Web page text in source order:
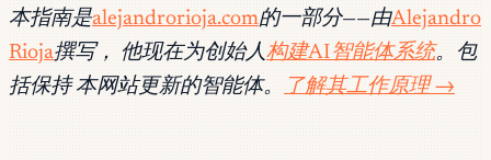
本指南是alejandrorioja.com的一部分——由Alejandro
Rioja撰写， 他现在为创始人构建AI智能体系统。包
括保持 本网站更新的智能体。
了解其工作原理 →